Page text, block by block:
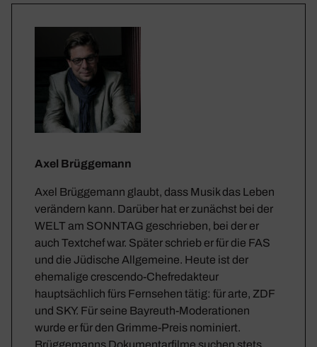
Axel Brüggemann
Axel Brüggemann glaubt, dass Musik das Leben
verändern kann. Darüber hat er zunächst bei der
WELT am SONNTAG geschrieben, bei der er
auch Textchef war. Später schrieb er für die FAS
und die Jüdische Allgemeine. Heute ist der
ehemalige crescendo-Chefredakteur
hauptsächlich fürs Fernsehen tätig: für arte, ZDF
und SKY. Für seine Bayreuth-Moderationen
wurde er für den Grimme-Preis nominiert.
Brüggemanns Dokumentarfilme suchen stets